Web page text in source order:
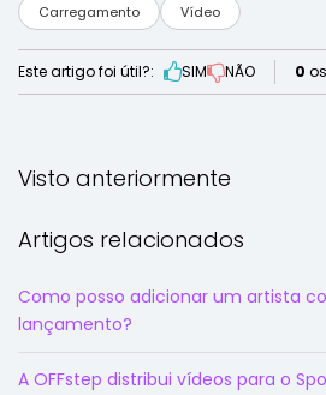
Carregamento Vídeo
Este artigo foi útil?: SIM NÃO 0
Visto anteriormente
Artigos relacionados
Como posso adicionar um artista
lançamento?
A OFFstep distribui vídeos para o